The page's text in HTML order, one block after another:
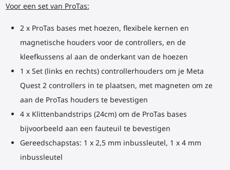
Voor een set van ProTas:
2 x ProTas bases met hoezen, flexibele kernen en
magnetische houders voor de controllers, en de
kleefkussens al aan de onderkant van de hoezen
1 x Set (links en rechts) controllerhouders om je Meta
Quest 2 controllers in te plaatsen, met magneten om ze
aan de ProTas houders te bevestigen
4 x Klittenbandstrips (24cm) om de ProTas bases
bijvoorbeeld aan een fauteuil te bevestigen
Gereedschapstas: 1 x 2,5 mm inbussleutel, 1 x 4 mm
inbussleutel